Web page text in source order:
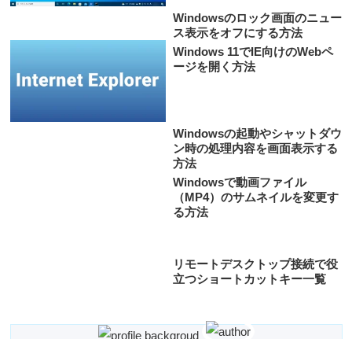
Windowsのロック画面のニュー
ス表示をオフにする方法
Windows 11でIE向けのWebペ
ージを開く方法
Windowsの起動やシャットダウ
ン時の処理内容を画面表示する
方法
Windowsで動画ファイル
（MP4）のサムネイルを変更す
る方法
リモートデスクトップ接続で役
立つショートカットキー一覧